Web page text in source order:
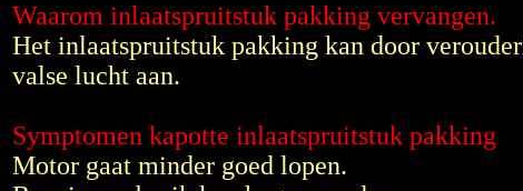
Waarom inlaatspruitstuk pakking vervangen.
Het inlaatspruitstuk pakking kan door
valse lucht aan.
Symptomen kapotte inlaatspruitstuk pakking
Motor gaat minder goed lopen.